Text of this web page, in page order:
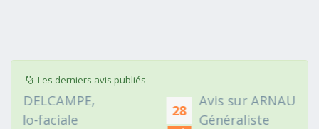
Les derniers avis publiés
28
Avis sur ARNAUD FAURIE, Médecin
Généraliste